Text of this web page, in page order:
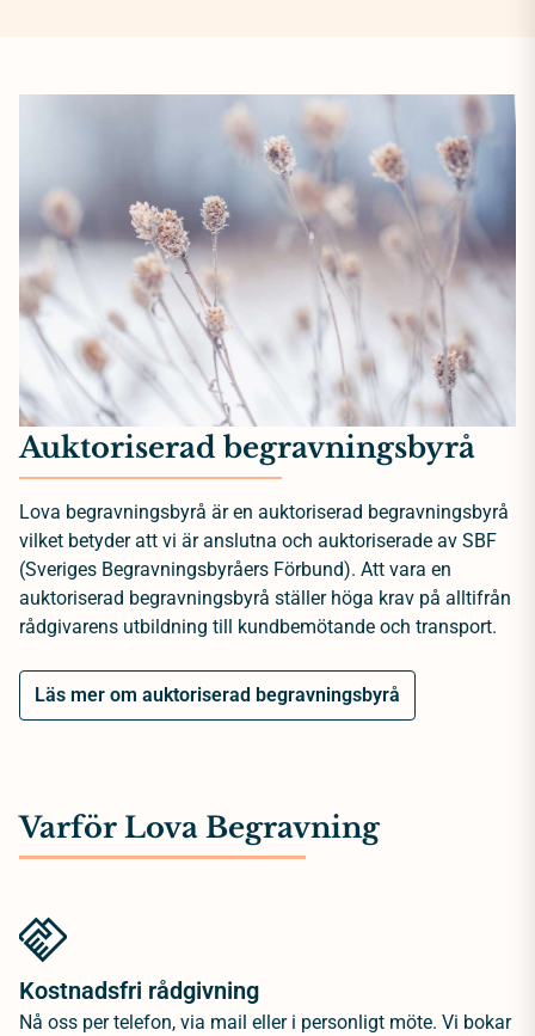
Auktoriserad begravningsbyrå
Lova begravningsbyrå är en auktoriserad begravningsbyrå
vilket betyder att vi är anslutna och auktoriserade av SBF
(Sveriges Begravningsbyråers Förbund). Att vara en
auktoriserad begravningsbyrå ställer höga krav på alltifrån
rådgivarens utbildning till kundbemötande och transport.
Läs mer om auktoriserad begravningsbyrå
Varför Lova Begravning
Kostnadsfri rådgivning
Nå oss per telefon, via mail eller i personligt möte. Vi bokar